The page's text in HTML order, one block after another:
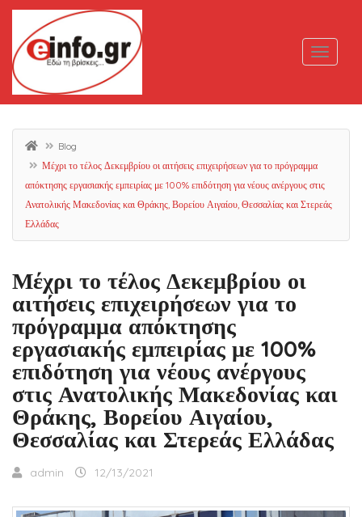
Blog
Μέχρι το τέλος Δεκεμβρίου οι αιτήσεις επιχειρήσεων για το πρόγραμμα
απόκτησης εργασιακής εμπειρίας με 100% επιδότηση για νέους ανέργους στις
Ανατολικής Μακεδονίας και Θράκης, Βορείου Αιγαίου, Θεσσαλίας και Στερεάς
Ελλάδας
Μέχρι το τέλος Δεκεμβρίου οι
αιτήσεις επιχειρήσεων για το
πρόγραμμα απόκτησης
εργασιακής εμπειρίας με 100%
επιδότηση για νέους ανέργους
στις Ανατολικής Μακεδονίας και
Θράκης, Βορείου Αιγαίου,
Θεσσαλίας και Στερεάς Ελλάδας
admin 12/13/2021